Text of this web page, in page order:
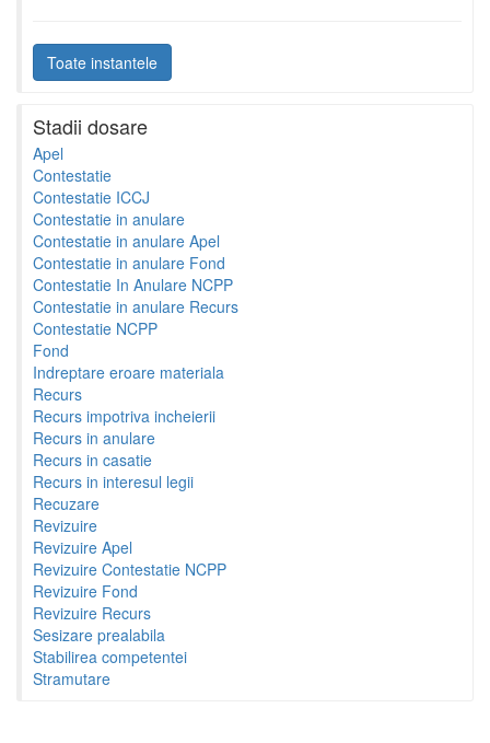
Toate instantele
Stadii dosare
Apel
Contestatie
Contestatie ICCJ
Contestatie in anulare
Contestatie in anulare Apel
Contestatie in anulare Fond
Contestatie In Anulare NCPP
Contestatie in anulare Recurs
Contestatie NCPP
Fond
Indreptare eroare materiala
Recurs
Recurs impotriva incheierii
Recurs in anulare
Recurs in casatie
Recurs in interesul legii
Recuzare
Revizuire
Revizuire Apel
Revizuire Contestatie NCPP
Revizuire Fond
Revizuire Recurs
Sesizare prealabila
Stabilirea competentei
Stramutare